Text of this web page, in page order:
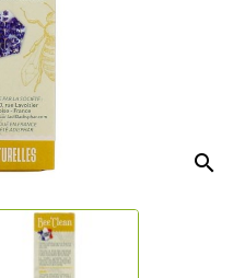
search